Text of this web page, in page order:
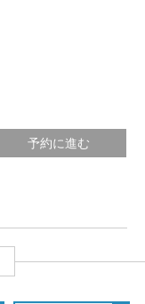
予約に進む